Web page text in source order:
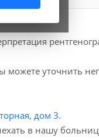
можете уточнить
дом 3.
в нашу